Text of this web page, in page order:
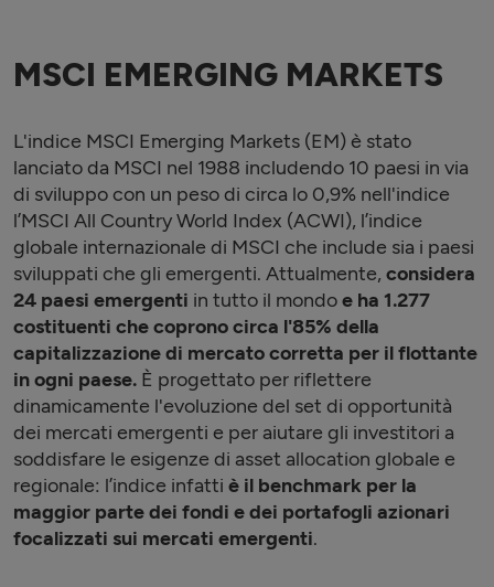
MSCI EMERGING MARKETS
L'indice MSCI Emerging Markets (EM) è stato
lanciato da MSCI nel 1988 includendo 10 paesi in via
di sviluppo con un peso di circa lo 0,9% nell'indice
l’MSCI All Country World Index (ACWI), l’indice
globale internazionale di MSCI che include sia i paesi
sviluppati che gli emergenti. Attualmente, considera
24 paesi emergenti in tutto il mondoe ha 1.277
costituenti che coprono circa l'85% della
capitalizzazione di mercato corretta per il flottante
in ogni paese. È progettato per riflettere
dinamicamente l'evoluzione del set di opportunità
dei mercati emergenti e per aiutare gli investitori a
soddisfare le esigenze di asset allocation globale e
regionale: l’indice infatti è il benchmark per la
maggior parte dei fondi e dei portafogli azionari
focalizzati sui mercati emergenti.